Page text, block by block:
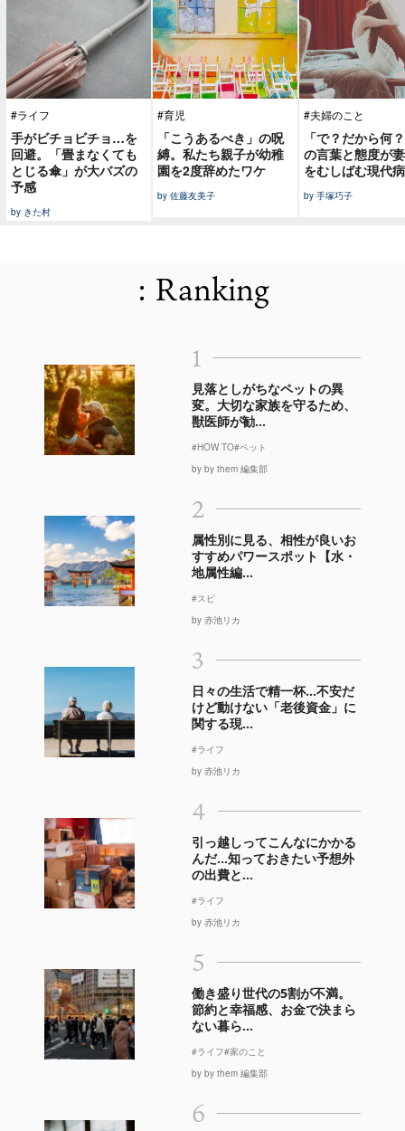
#ライフ
手がビチョビチョ…を
回避。「畳まなくても
とじる傘」が大バズの
予感
by きた村
#育児
「こうあるべき」の呪
縛。私たち親子が幼稚
園を2度辞めたワケ
by 佐藤友美子
#夫婦のこと
「で？だから何
の言葉と態度が
をむしばむ現代病
by 手塚巧子
: Ranking
1
見落としがちなペットの異
変。大切な家族を守るため、
獣医師が勧...
#HOW TO#ペット
by by them 編集部
2
属性別に見る、相性が良いお
すすめパワースポット【水・
地属性編...
#スピ
by 赤池リカ
3
日々の生活で精一杯…不安だ
けど動けない「老後資金」に
関する現...
#ライフ
by 赤池リカ
4
引っ越しってこんなにかかる
んだ…知っておきたい予想外
の出費と...
#ライフ
by 赤池リカ
5
働き盛り世代の5割が不満。
節約と幸福感、お金で決まら
ない暮ら...
#ライフ#家のこと
by by them 編集部
6